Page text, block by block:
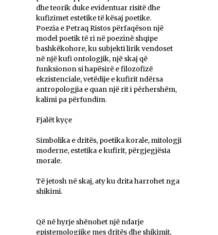
dhe teorik duke evidentuar risitë dhe
kufizimet estetike të kësaj poetike.
Poezia e Petraq Ristos përfaqëson një
model poetik të ri në poezinë shqipe
bashkëkohore, ku subjekti lirik vendoset
në një kufi ontologjik, një skaj që
funksionon si hapësirë e filozofizë
ekzistenciale, vetëdije e kufirit ndërsa
antropologjia e quan një rit i përhershëm,
kalimi pa përfundim.
Fjalët kyçe
Simbolika e dritës, poetika korale, mitologji
moderne, estetika e kufirit, përgjegjësia
morale.
Të jetosh në skaj, aty ku drita harrohet nga
shikimi.
Që në hyrje shënohet një ndarje
epistemologjike mes dritës dhe shikimit,